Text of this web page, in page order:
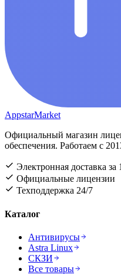
AppstarMarket
Официальный магазин
обеспечения. Работаем с
Электронная доставка за
Официальные лицензии
Техподдержка 24/7
Каталог
Антивирусы
Astra Linux
СКЗИ
Все товары